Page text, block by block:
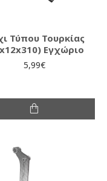
Τύπου Τουρκίας
Εγχώριο
5,99€